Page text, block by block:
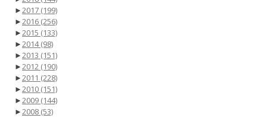
►2017 (199)
►2016 (256)
►2015 (133)
►2014(98)
►2013 (151)
►2012 (190)
►2011 (228)
►2010 (151)
►2009 (144)
►2008 (53)